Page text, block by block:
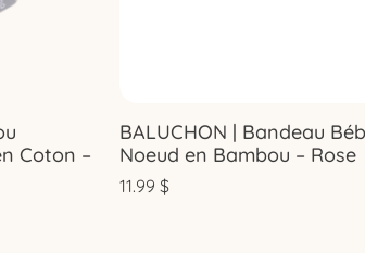
Coton –
BALUCHON | Bandeau
Noeud en Bambou – Rose
11.99 $